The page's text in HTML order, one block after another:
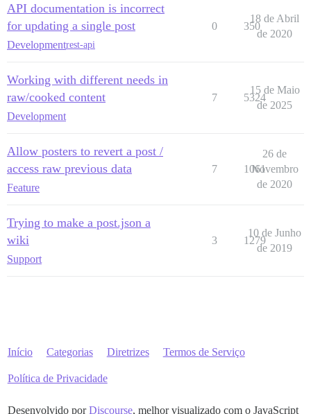
API documentation is incorrect
for updating a single post
Developmentrest-api
0 350
18 de Abril
de 2020
Working with different needs in
raw/cooked content
Development
7 5324
15 de Maio
de 2025
Allow posters to revert a post /
access raw previous data
Feature
7 1061
26 de
Novembro
de 2020
Trying to make a post.json a
wiki
Support
3 1279
10 de Junho
de 2019
Início Categorias Diretrizes Termos de Serviço
Política de Privacidade
Desenvolvido porDiscourse, melhor visualizado com o JavaScript